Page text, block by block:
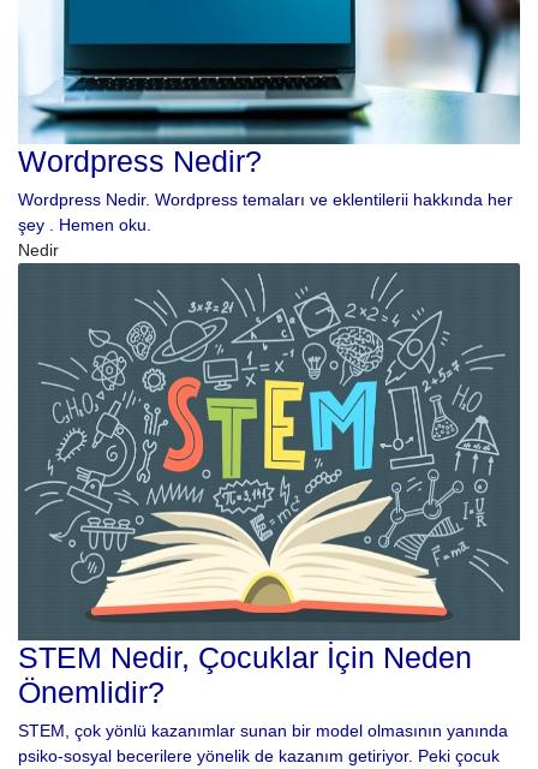
Wordpress Nedir?
Wordpress Nedir. Wordpress temaları ve eklentilerii hakkında her
şey . Hemen oku.
Nedir
STEM Nedir, Çocuklar İçin Neden
Önemlidir?
STEM, çok yönlü kazanımlar sunan bir model olmasının yanında
psiko-sosyal becerilere yönelik de kazanım getiriyor. Peki çocuk